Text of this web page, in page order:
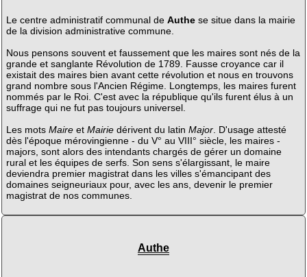
Le centre administratif communal de Authese situe dans la mairie
de la division administrative commune.
Nous pensons souvent et faussement que les maires sont nés de la
grande et sanglante Révolution de 1789. Fausse croyance car il
existait des maires bien avant cette révolution et nous en trouvons
grand nombre sous l'Ancien Régime. Longtemps, les maires furent
nommés par le Roi. C'est avec la république qu'ils furent élus à un
suffrage qui ne fut pas toujours universel.
Les mots Maireet Mairiedérivent du latin Major. D'usage attesté
dès l'époque mérovingienne - du V° au VIII° siècle, les maires -
majors, sont alors des intendants chargés de gérer un domaine
rural et les équipes de serfs. Son sens s'élargissant, le maire
deviendra premier magistrat dans les villes s'émancipant des
domaines seigneuriaux pour, avec les ans, devenir le premier
magistrat de nos communes.
Authe